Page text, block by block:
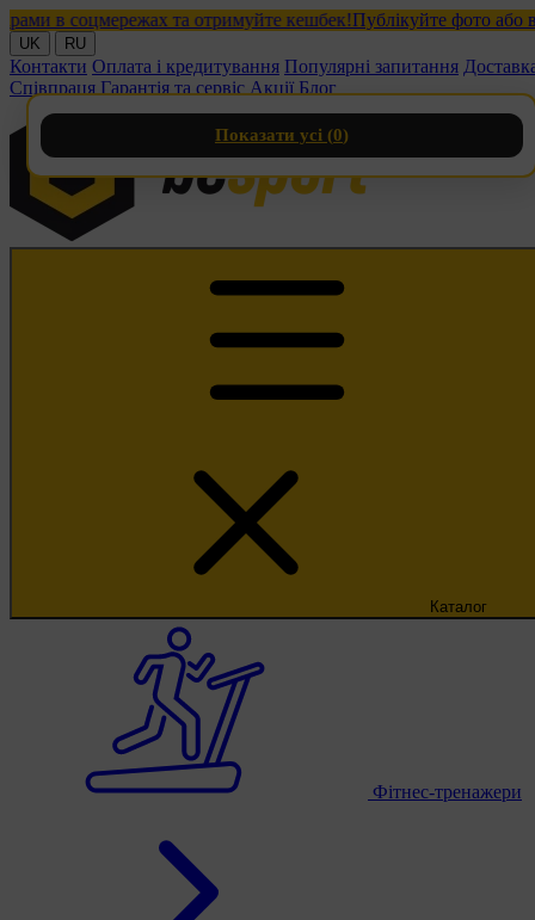
в соцмережах та отримуйте кешбек!Публікуйте фото або
UK RU
Контакти Оплата і кредитування Популярні запитання
Співпраця Гарантія та сервіс Акції Блог
Каталог
Фітнес-тренажери
Показати усі (0)